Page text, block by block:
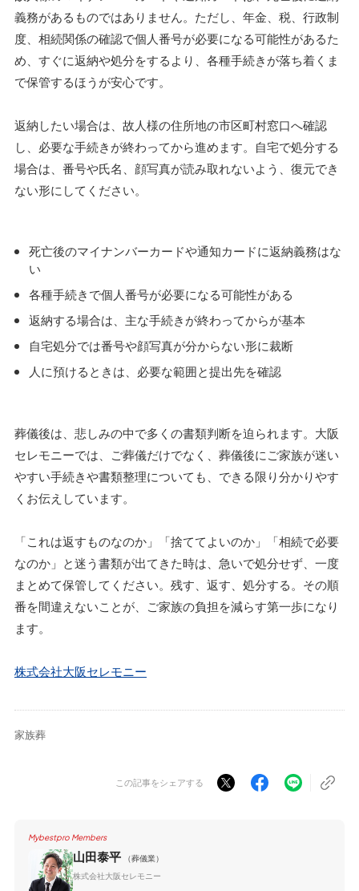
義務があるものではありません。ただし、年金、税、行政制
度、相続関係の確認で個人番号が必要になる可能性があるた
め、すぐに返納や処分をするより、各種手続きが落ち着くま
で保管するほうが安心です。
返納したい場合は、故人様の住所地の市区町村窓口へ確認
し、必要な手続きが終わってから進めます。自宅で処分する
場合は、番号や氏名、顔写真が読み取れないよう、復元でき
ない形にしてください。
死亡後のマイナンバーカードや通知カードに返納義務はな
い
各種手続きで個人番号が必要になる可能性がある
返納する場合は、主な手続きが終わってからが基本
自宅処分では番号や顔写真が分からない形に裁断
人に預けるときは、必要な範囲と提出先を確認
葬儀後は、悲しみの中で多くの書類判断を迫られます。大阪
セレモニーでは、ご葬儀だけでなく、葬儀後にご家族が迷い
やすい手続きや書類整理についても、できる限り分かりやす
くお伝えしています。
「これは返すものなのか」「捨ててよいのか」「相続で必要
なのか」と迷う書類が出てきた時は、急いで処分せず、一度
まとめて保管してください。残す、返す、処分する。その順
番を間違えないことが、ご家族の負担を減らす第一歩になり
ます。
株式会社大阪セレモニー
家族葬
この記事をシェアする
Mybestpro Members
山田泰平
（葬儀業）
株式会社大阪セレモニー